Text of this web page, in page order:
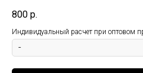
800 р.
Индивидуальный расчет при оптовом